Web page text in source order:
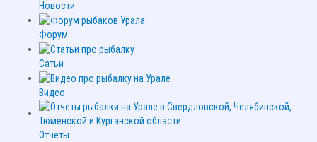
Новости
Форум
Сатьи
Видео
Отчёты